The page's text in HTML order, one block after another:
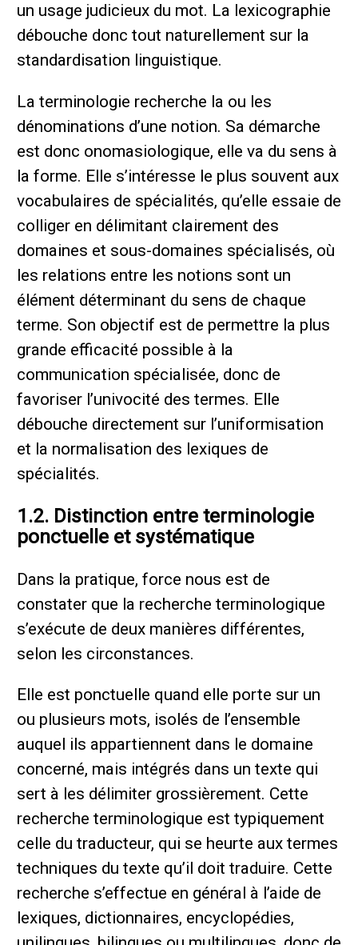
un usage judicieux du mot. La lexicographie
débouche donc tout naturellement sur la
standardisation linguistique.
La terminologie recherche la ou les
dénominations d’une notion. Sa démarche
est donc onomasiologique, elle va du sens à
la forme. Elle s’intéresse le plus souvent aux
vocabulaires de spécialités, qu’elle essaie de
colliger en délimitant clairement des
domaines et sous-domaines spécialisés, où
les relations entre les notions sont un
élément déterminant du sens de chaque
terme. Son objectif est de permettre la plus
grande efficacité possible à la
communication spécialisée, donc de
favoriser l’univocité des termes. Elle
débouche directement sur l’uniformisation
et la normalisation des lexiques de
spécialités.
1.2. Distinction entre terminologie
ponctuelle et systématique
Dans la pratique, force nous est de
constater que la recherche terminologique
s’exécute de deux manières différentes,
selon les circonstances.
Elle est ponctuelle quand elle porte sur un
ou plusieurs mots, isolés de l’ensemble
auquel ils appartiennent dans le domaine
concerné, mais intégrés dans un texte qui
sert à les délimiter grossièrement. Cette
recherche terminologique est typiquement
celle du traducteur, qui se heurte aux termes
techniques du texte qu’il doit traduire. Cette
recherche s’effectue en général à l’aide de
lexiques, dictionnaires, encyclopédies,